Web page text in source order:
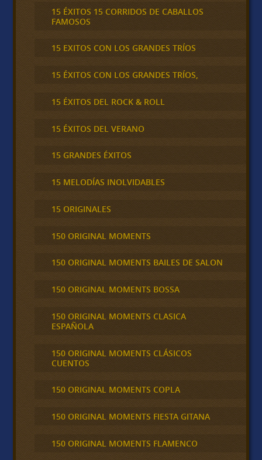
15 ÉXITOS 15 CORRIDOS DE CABALLOS
FAMOSOS
15 EXITOS CON LOS GRANDES TRÍOS
15 ÉXITOS CON LOS GRANDES TRÍOS,
15 ÉXITOS DEL ROCK & ROLL
15 ÉXITOS DEL VERANO
15 GRANDES ÉXITOS
15 MELODÍAS INOLVIDABLES
15 ORIGINALES
150 ORIGINAL MOMENTS
150 ORIGINAL MOMENTS BAILES DE SALON
150 ORIGINAL MOMENTS BOSSA
150 ORIGINAL MOMENTS CLASICA
ESPAÑOLA
150 ORIGINAL MOMENTS CLÁSICOS
CUENTOS
150 ORIGINAL MOMENTS COPLA
150 ORIGINAL MOMENTS FIESTA GITANA
150 ORIGINAL MOMENTS FLAMENCO